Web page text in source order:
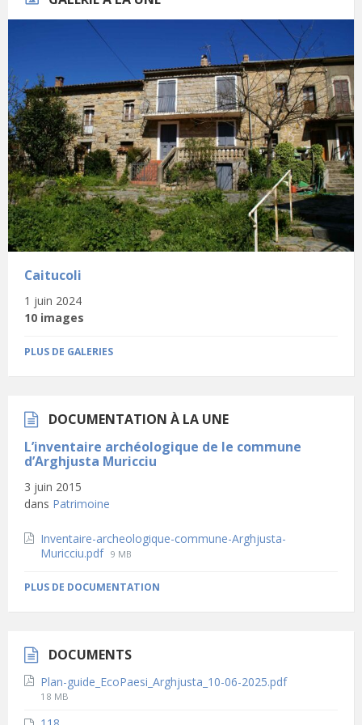
Caitucoli
1 juin 2024
10 images
PLUS DE GALERIES
DOCUMENTATION À LA UNE
L’inventaire archéologique de le commune
d’Arghjusta Muricciu
3 juin 2015
dans Patrimoine
Inventaire-archeologique-commune-Arghjusta-
Muricciu.pdf File
9 MB
PLUS DE DOCUMENTATION
DOCUMENTS
Plan-guide_EcoPaesi_Arghjusta_10-06-2025.pdf
File
18 MB